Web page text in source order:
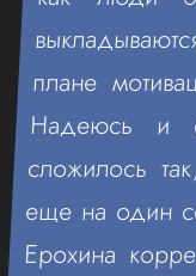
плане
Надеюсь и
сложилось
еще на один
Ерохина